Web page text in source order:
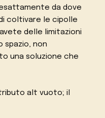
da dove
coltivare le cipolle
delle limitazioni
spazio, non
una soluzione che